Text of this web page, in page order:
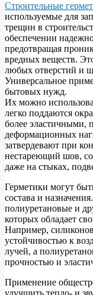
Строительные
используемые для
трещин в
обеспечении
предотвращая
вредных веществ.
любых отверстий и
Универсальное
бытовых нужд.
Их можно
легко поддаются
более эластичными,
деформационных
затвердевают при
нестареющий шов,
даже на стыках,
Герметики могут
состава и
полиуретановые и
которых обладает
Например,
устойчивостью к
лучей, а
прочностью и
Применение